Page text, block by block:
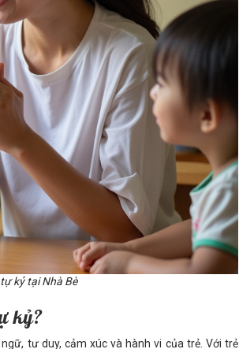
kỷ tại Nhà Bè
kỷ?
tư duy, cảm xúc và hành vi của trẻ. Với trẻ